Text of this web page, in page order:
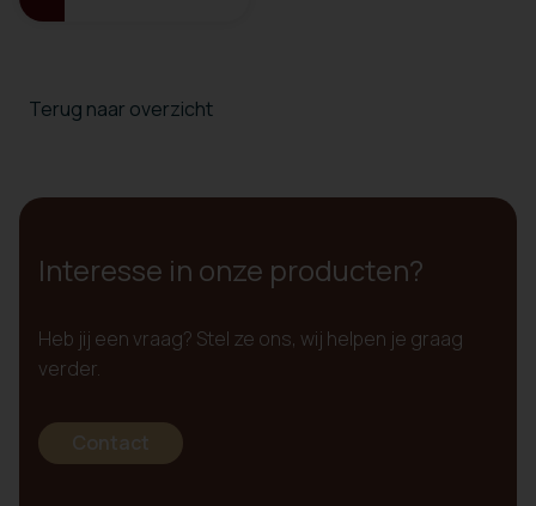
Terug naar overzicht
Interesse in onze producten?
Heb jij een vraag? Stel ze ons, wij helpen je graag
verder.
Contact